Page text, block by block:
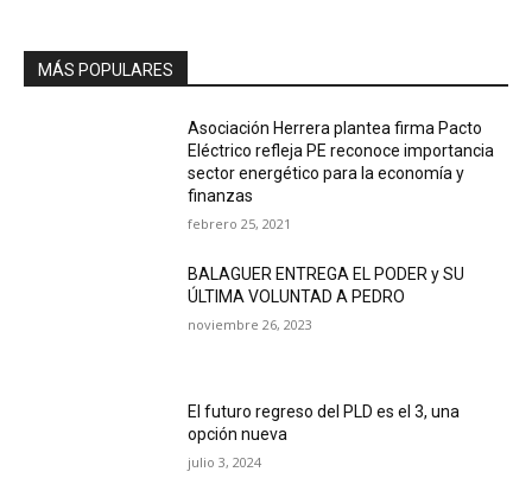
MÁS POPULARES
Asociación Herrera plantea firma Pacto
Eléctrico refleja PE reconoce importancia
sector energético para la economía y
finanzas
febrero 25, 2021
BALAGUER ENTREGA EL PODER y SU
ÚLTIMA VOLUNTAD A PEDRO
noviembre 26, 2023
El futuro regreso del PLD es el 3, una
opción nueva
julio 3, 2024